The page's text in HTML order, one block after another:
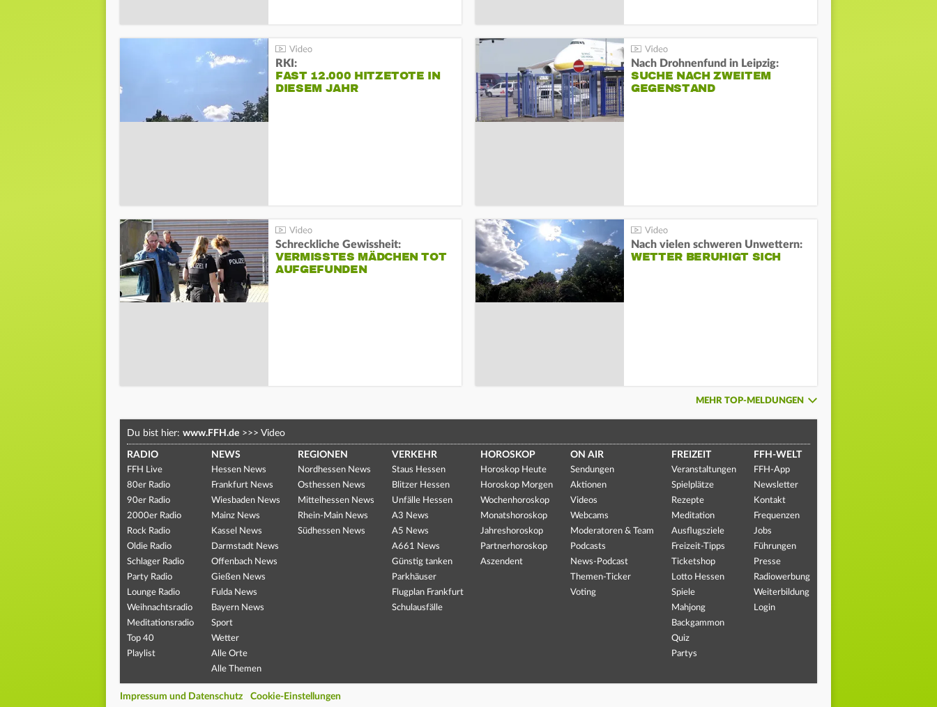
RKI:
FAST 12.000 HITZETOTE IN
DIESEM JAHR
Nach Drohnenfund in Leipzig:
SUCHE NACH ZWEITEM
GEGENSTAND
Schreckliche Gewissheit:
VERMISSTES MÄDCHEN TOT
AUFGEFUNDEN
Nach vielen schweren Unwettern:
WETTER BERUHIGT SICH
MEHR TOP-MELDUNGEN
Du bist hier: www.FFH.de >>> Video
RADIO
FFH Live
80er Radio
90er Radio
2000er Radio
Rock Radio
Oldie Radio
Schlager Radio
Party Radio
Lounge Radio
Weihnachtsradio
Meditationsradio
Top 40
Playlist
NEWS
Hessen News
Frankfurt News
Wiesbaden News
Mainz News
Kassel News
Darmstadt News
Offenbach News
Gießen News
Fulda News
Bayern News
Sport
Wetter
Alle Orte
Alle Themen
REGIONEN
Nordhessen News
Osthessen News
Mittelhessen News
Rhein-Main News
Südhessen News
VERKEHR
Staus Hessen
Blitzer Hessen
Unfälle Hessen
A3 News
A5 News
A661 News
Günstig tanken
Parkhäuser
Flugplan Frankfurt
Schulausfälle
HOROSKOP
Horoskop Heute
Horoskop Morgen
Wochenhoroskop
Monatshoroskop
Jahreshoroskop
Partnerhoroskop
Aszendent
ON AIR
Sendungen
Aktionen
Videos
Webcams
Moderatoren & Team
Podcasts
News-Podcast
Themen-Ticker
Voting
FREIZEIT
Veranstaltungen
Spielplätze
Rezepte
Meditation
Ausflugsziele
Freizeit-Tipps
Ticketshop
Lotto Hessen
Spiele
Mahjong
Backgammon
Quiz
Partys
FFH-WELT
FFH-App
Newsletter
Kontakt
Frequenzen
Jobs
Führungen
Presse
Radiowerbung
Weiterbildung
Login
Impressum und Datenschutz Cookie-Einstellungen